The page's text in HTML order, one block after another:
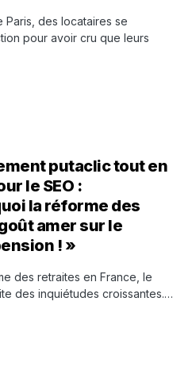
Paris, des locataires se
pour avoir cru que leurs
putaclic tout en
le SEO :
la réforme des
amer sur le
! »
des retraites en France, le
des inquiétudes croissantes.…